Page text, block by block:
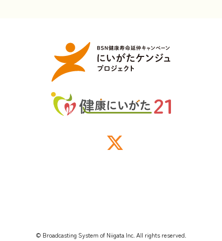
© Broadcasting System of Niigata Inc. All rights reserved.